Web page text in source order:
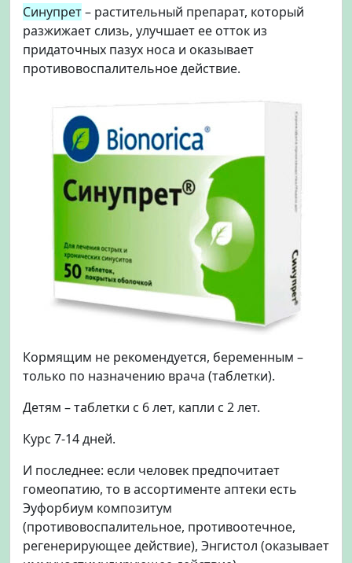
Синупрет– растительный препарат, который
разжижает слизь, улучшает ее отток из
придаточных пазух носа и оказывает
противовоспалительное действие.
Кормящим не рекомендуется, беременным –
только по назначению врача (таблетки).
Детям – таблетки с 6 лет, капли с 2 лет.
Курс 7-14 дней.
И последнее: если человек предпочитает
гомеопатию, то в ассортименте аптеки есть
Эуфорбиум композитум
(противовоспалительное, противоотечное,
регенерирующее действие), Энгистол (оказывает